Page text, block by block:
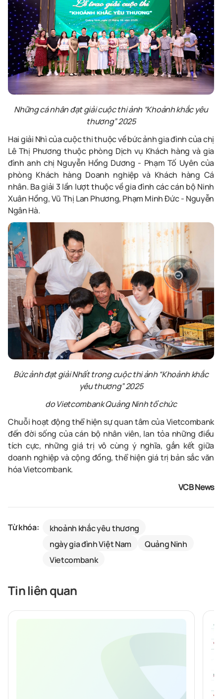
Nhữngcá nhânđạt giải cuộc thi ảnh “Khoảnh khắc yêu
thương” 2025
Hai giải Nhì của cuộc thi thuộc về bức ảnh gia đình của chị
Lê Thị Phương thuộc phòng Dịch vụ Khách hàng và gia
đình anh chị Nguyễn Hồng Dương - Phạm Tố Uyên của
phòng Khách hàng Doanh nghiệp và Khách hàng Cá
nhân. Bagiải 3 lần lượt thuộc về gia đình các cán bộ Ninh
Xuân Hồng, Vũ Thị Lan Phương, Phạm Minh Đức- Nguyễn
Ngân Hà.
Bức ảnh đạt giải Nhất trong cuộc thi ảnh “Khoảnh khắc
yêu thương” 2025
do Vietcombank Quảng Ninh tổ chức
Chuỗi hoạt độngthể hiện sự quan tâm của Vietcombank
đến đời sống của cán bộ nhân viên, lan tỏa những điều
tích cực, những giá trị vô cùng ý nghĩa, gắn kết giữa
doanh nghiệp và cộng đồng, thể hiện giá trị bản sắc văn
hóa Vietcombank.
VCB News
Từ khóa:
khoảnh khắc yêu thương
ngày gia đình Việt Nam
Quảng Ninh
Vietcombank
Tin liên quan